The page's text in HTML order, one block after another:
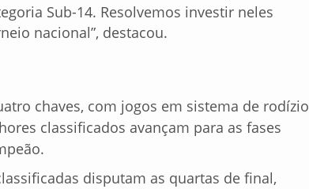
Sub-14. Resolvemos investir neles
nacional”, destacou.
chaves, com jogos em sistema de rodízio
classificados avançam para as fases
disputam as quartas de final,